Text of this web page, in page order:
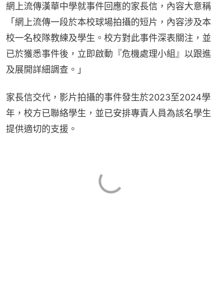
網上流傳漢華中學就事件回應的家長信，內容大意稱
「網上流傳一段於本校球場拍攝的短片，內容涉及本
校一名校隊教練及學生。校方對此事件深表關注，並
已於獲悉事件後，立即啟動『危機處理小組』以跟進
及展開詳細調查。」
家長信交代，影片拍攝的事件發生於2023至2024學
年，校方已聯絡學生，並已安排專責人員為該名學生
提供適切的支援。